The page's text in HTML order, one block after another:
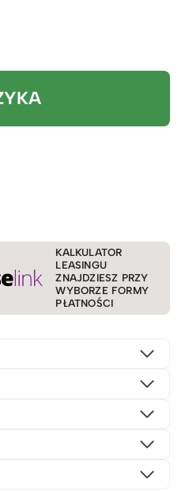
KALKULATOR
LEASINGU
ZNAJDZIESZ PRZY
WYBORZE FORMY
PŁATNOŚCI